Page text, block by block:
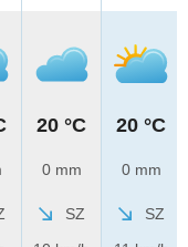
20 °C
0 mm
SZ
20 °C
0 mm
SZ